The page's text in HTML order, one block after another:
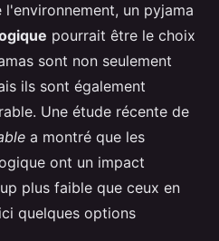
un pyjama
pourrait être le choix
sont non seulement
ils sont également
Une étude récente de
a montré que les
ont un impact
plus faible que ceux en
quelques options